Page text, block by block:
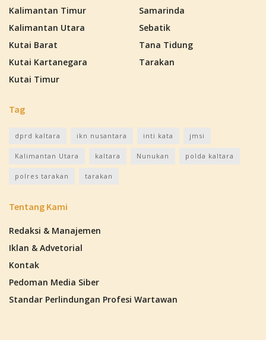
Kalimantan Timur
Kalimantan Utara
Kutai Barat
Kutai Kartanegara
Kutai Timur
Samarinda
Sebatik
Tana Tidung
Tarakan
Tag
dprd kaltara ikn nusantara inti kata jmsi
Kalimantan Utara kaltara Nunukan polda kaltara
polres tarakan tarakan
Tentang Kami
Redaksi & Manajemen
Iklan & Advetorial
Kontak
Pedoman Media Siber
Standar Perlindungan Profesi Wartawan